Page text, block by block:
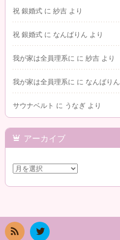
祝 銀婚式 に 紗吉 より
祝 銀婚式 に なんばりん より
我が家は全員理系に に 紗吉 より
我が家は全員理系に に なんばりん
サウナベルト に うなぎ より
アーカイブ
ア
カ